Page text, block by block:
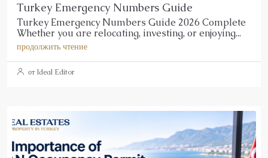
Turkey Emergency Numbers Guide
Turkey Emergency Numbers Guide 2026 Complete
Whether you are relocating, investing, or enjoying...
продолжить чтение
от Ideal Editor